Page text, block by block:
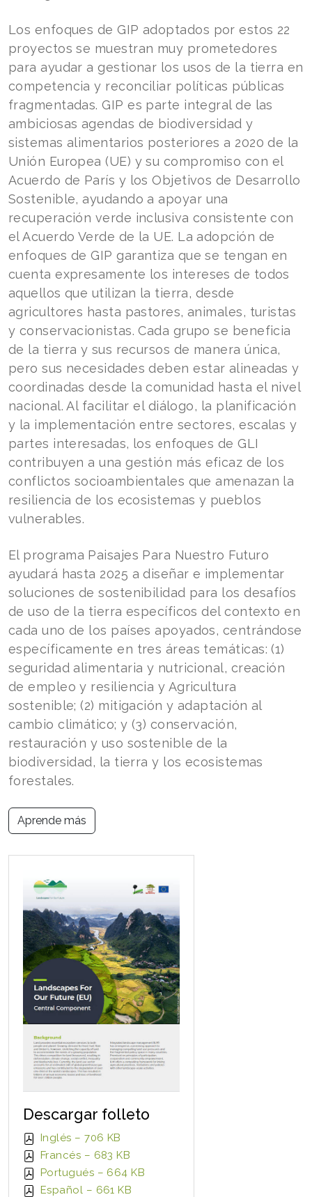
Los enfoques de GIP adoptados por estos 22
proyectos se muestran muy prometedores
para ayudar a gestionar los usos de la tierra en
competencia y reconciliar políticas públicas
fragmentadas. GIP es parte integral de las
ambiciosas agendas de biodiversidad y
sistemas alimentarios posteriores a 2020 de la
Unión Europea (UE) y su compromiso con el
Acuerdo de París y los Objetivos de Desarrollo
Sostenible, ayudando a apoyar una
recuperación verde inclusiva consistente con
el Acuerdo Verde de la UE. La adopción de
enfoques de GIP garantiza que se tengan en
cuenta expresamente los intereses de todos
aquellos que utilizan la tierra, desde
agricultores hasta pastores, animales, turistas
y conservacionistas. Cada grupo se beneficia
de la tierra y sus recursos de manera única,
pero sus necesidades deben estar alineadas y
coordinadas desde la comunidad hasta el nivel
nacional. Al facilitar el diálogo, la planificación
y la implementación entre sectores, escalas y
partes interesadas, los enfoques de GLI
contribuyen a una gestión más eficaz de los
conflictos socioambientales que amenazan la
resiliencia de los ecosistemas y pueblos
vulnerables.
El programa Paisajes Para Nuestro Futuro
ayudará hasta 2025 a diseñar e implementar
soluciones de sostenibilidad para los desafíos
de uso de la tierra específicos del contexto en
cada uno de los países apoyados, centrándose
específicamente en tres áreas temáticas: (1)
seguridad alimentaria y nutricional, creación
de empleo y resiliencia y Agricultura
sostenible; (2) mitigación y adaptación al
cambio climático; y (3) conservación,
restauración y uso sostenible de la
biodiversidad, la tierra y los ecosistemas
forestales.
Aprende más
Descargar folleto
Inglés – 706 KB
Francés – 683 KB
Portugués – 664 KB
Español – 661 KB